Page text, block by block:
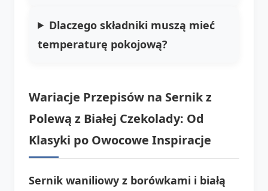
Dlaczego składniki muszą mieć
temperaturę pokojową?
Wariacje Przepisów na Sernik z
Polewą z Białej Czekolady: Od
Klasyki po Owocowe Inspiracje
Sernik waniliowy z borówkami i białą